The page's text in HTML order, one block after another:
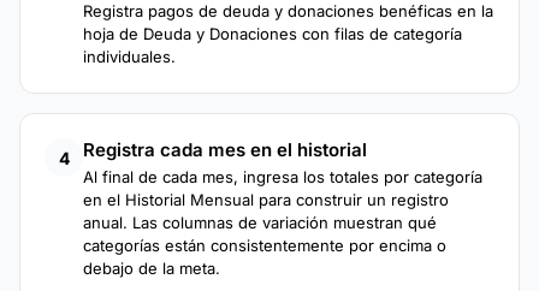
Registra pagos de deuda y donaciones benéficas en la
hoja de Deuda y Donaciones con filas de categoría
individuales.
4 Registra cada mes en el historial
Al final de cada mes, ingresa los totales por categoría
en el Historial Mensual para construir un registro
anual. Las columnas de variación muestran qué
categorías están consistentemente por encima o
debajo de la meta.